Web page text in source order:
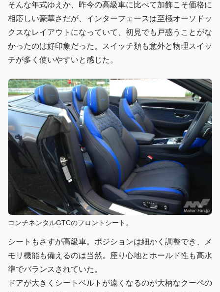
そんな年式ゆえか、昨今の高級車に比べて加飾こそ価格に
相応しい豪華さだが、インターフェースは至極オーソドッ
クスなレイアウトになっていて、初見でも戸惑うことがな
かったのは好印象だった。スイッチ類も意外と物理スイッ
チが多く使いやすいと感じた。
コンチネンタルGTCのフロントシート。
シートもさすが高級車。ポジションは細かく調整でき、メ
モリ機能も備えるのは当然。座り心地とホールド性も高水
準でバランスされていた。
ドアが大きくシートベルトが遠くなるのが大柄なクーペの